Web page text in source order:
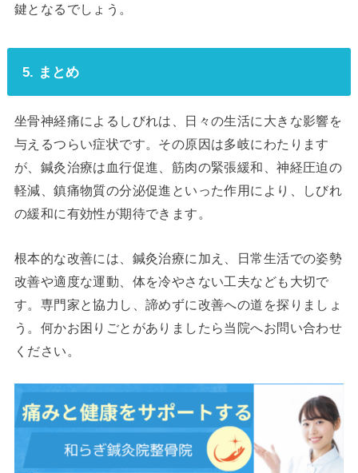
鍵となるでしょう。
5. まとめ
坐骨神経痛によるしびれは、日々の生活に大きな影響を
与えるつらい症状です。その原因は多岐にわたります
が、鍼灸治療は血行促進、筋肉の緊張緩和、神経圧迫の
軽減、鎮痛物質の分泌促進といった作用により、しびれ
の緩和に有効性が期待できます。
根本的な改善には、鍼灸治療に加え、日常生活での姿勢
改善や適度な運動、体を冷やさない工夫なども大切で
す。専門家と協力し、諦めずに改善への道を探りましょ
う。何かお困りごとがありましたら当院へお問い合わせ
ください。